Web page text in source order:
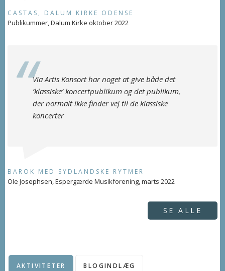
CASTAS, DALUM KIRKE ODENSE
Publikummer, Dalum Kirke oktober 2022
Via Artis Konsort har noget at give både det
’klassiske’ koncertpublikum og det publikum,
der normalt ikke finder vej til de klassiske
koncerter
BAROK MED SYDLANDSKE RYTMER
Ole Josephsen, Espergærde Musikforening, marts 2022
SE ALLE
AKTIVITETER BLOGINDLÆG